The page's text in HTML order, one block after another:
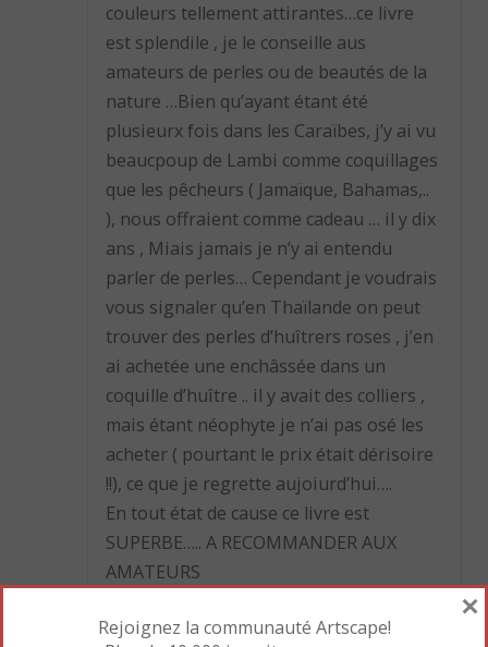
couleurs tellement attirantes…ce livre
est splendile , je le conseille aus
amateurs de perles ou de beautés de la
nature …Bien qu’ayant étant été
plusieurx fois dans les Caraïbes, j’y ai vu
beaucpoup de Lambi comme coquillages
que les pêcheurs ( Jamaïque, Bahamas,..
), nous offraient comme cadeau … il y dix
ans , Miais jamais je n’y ai entendu
parler de perles… Cependant je voudrais
vous signaler qu’en Thaïlande on peut
trouver des perles d’huîtrers roses , j’en
ai achetée une enchâssée dans un
coquille d’huître .. il y avait des colliers ,
mais étant néophyte je n’ai pas osé les
acheter ( pourtant le prix était dérisoire
!!), ce que je regrette aujoiurd’hui….
En tout état de cause ce livre est
SUPERBE….. A RECOMMANDER AUX
AMATEURS
Rejoignez la communauté Artscape!
×